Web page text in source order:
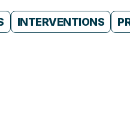
INTERVENTIONS